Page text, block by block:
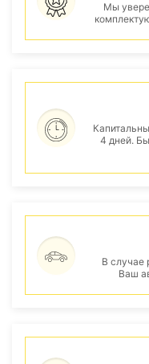
Мы
4 дней.
В случае
Ваш